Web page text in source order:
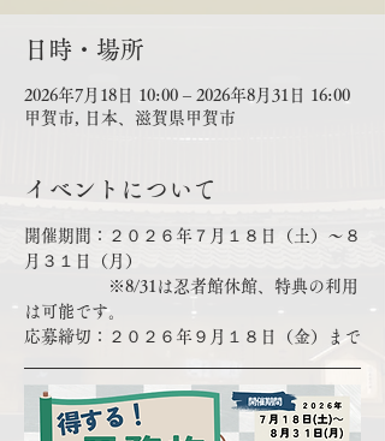
日時・場所
2026年7月18日 10:00 – 2026年8月31日 16:00
甲賀市, 日本、滋賀県甲賀市
イベントについて
開催期間：２０２６年７月１８日（土）～８
月３１日（月）
※8/31は忍者館休館、特典の利用
は可能です。
応募締切：２０２６年９月１８日（金）まで